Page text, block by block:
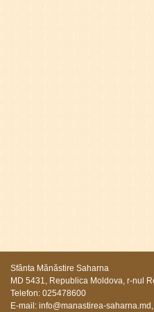
Sfânta Mănăstire Saharna
MD 5431, Republica Moldova, r-nul
Telefon: 025478600
E-mail: info@manastirea-saharna.md ,